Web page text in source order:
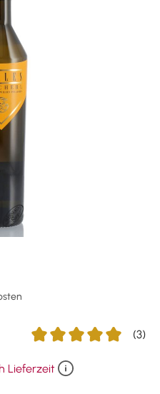
(3)
Lieferzeit